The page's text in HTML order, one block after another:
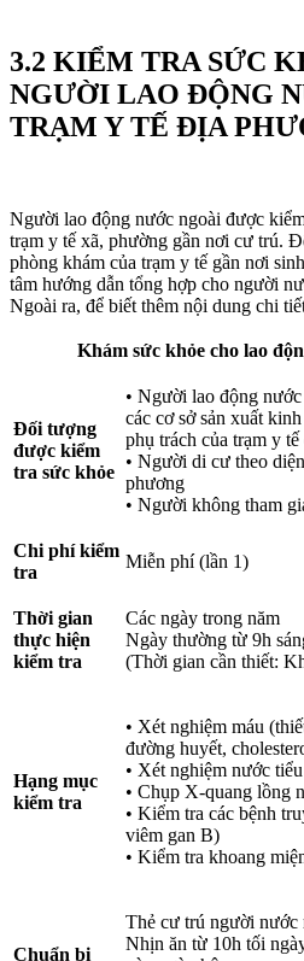
3.2 KIỂM TRA SỨC
NGƯỜI LAO ĐỘNG
TRẠM Y TẾ ĐỊA
Người lao động nước ngoài được
trạm y tế xã, phường gần nơi cư trú.
phòng khám của trạm y tế gần nơi
tâm hướng dẫn tổng hợp cho người
Ngoài ra, để biết thêm nội dung chi
Khám sức khỏe cho lao
Đối tượng
được kiểm
tra sức khỏe
• Người lao động
các cơ sở sản xuất
phụ trách của trạm y
• Người di cư theo
phương
• Người không tham
Chi phí kiểm
tra
Miễn phí (lần 1)
Thời gian
thực hiện
kiểm tra
Các ngày trong năm
Ngày thường từ 9h
(Thời gian cần thiết:
Hạng mục
kiểm tra
• Xét nghiệm máu
đường huyết,
• Xét nghiệm nước tiểu
• Chụp X-quang lồng
• Kiểm tra các bệnh
viêm gan B)
• Kiểm tra khoang
Chuẩn bị
Thẻ cư trú người nước
Nhịn ăn từ 10h tối